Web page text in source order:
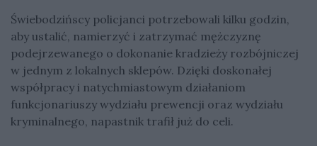
Świebodzińscy policjanci potrzebowali kilku godzin,
aby ustalić, namierzyć i zatrzymać mężczyznę
podejrzewanego o dokonanie kradzieży rozbójniczej
w jednym z lokalnych sklepów. Dzięki doskonałej
współpracy i natychmiastowym działaniom
funkcjonariuszy wydziału prewencji oraz wydziału
kryminalnego, napastnik trafił już do celi.